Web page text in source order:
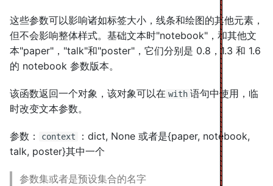
s
e
a
r
c
h
i
这些参数可以影响诸如标签大小，线条和绘图的其他元素，
但不会影响整体样式。基础文本时"notebook"，和其他文
本"paper"，"talk"和"poster"，它们分别是 0.8，1.3 和 1.6
的 notebook 参数版本。
该函数返回一个对象，该对象可以在 with 语句中使用，临
时改变文本参数。
参数： context
：dict, None 或者是{paper, notebook,
talk, poster}其中一个
参数集或者是预设集合的名字